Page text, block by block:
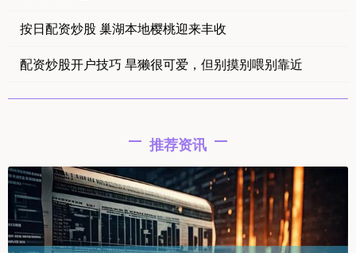
按日配资炒股 巢湖本地樱桃迎来丰收
配资炒股开户技巧 旱獭很可爱，但别摸别喂别靠近
推荐资讯